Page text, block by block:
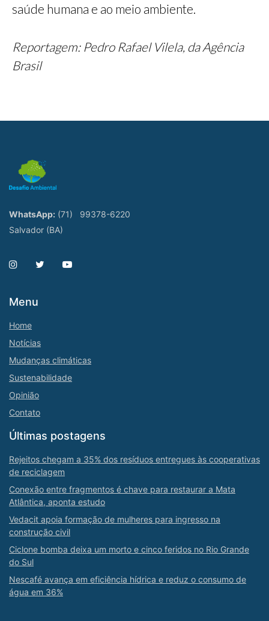
saúde humana e ao meio ambiente.
Reportagem: Pedro Rafael Vilela, da Agência
Brasil
WhatsApp: (71)
99378-6220
Salvador (BA)
Menu
Home
Notícias
Mudanças climáticas
Sustenabilidade
Opinião
Contato
Últimas postagens
Rejeitos chegam a 35% dos resíduos entregues às cooperativas
de reciclagem
Conexão entre fragmentos é chave para restaurar a Mata
Atlântica, aponta estudo
Vedacit apoia formação de mulheres para ingresso na
construção civil
Ciclone bomba deixa um morto e cinco feridos no Rio Grande
do Sul
Nescafé avança em eficiência hídrica e reduz o consumo de
água em 36%